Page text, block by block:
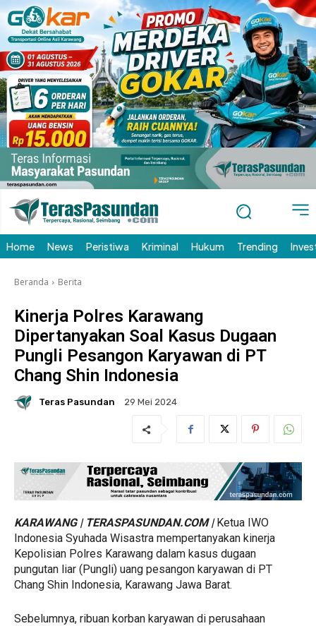
Home News Peristiwa Kriminal Hukum Trending
Beranda Berita
Kinerja Polres Karawang
Dipertanyakan Soal Kasus Dugaan
Pungli Pesangon Karyawan di PT
Chang Shin Indonesia
Teras Pasundan 29 Mei 2024
KARAWANG | TERASPASUNDAN.COM |Ketua IWO
Indonesia Syuhada Wisastra mempertanyakan kinerja
Kepolisian Polres Karawang dalam kasus dugaan
pungutan liar (Pungli) uang pesangon karyawan di PT
Chang Shin Indonesia, Karawang Jawa Barat.
Sebelumnya, ribuan korban karyawan di perusahaan